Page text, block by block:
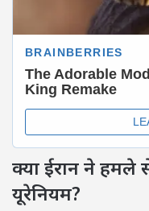
क्या ईरान ने हमले
यूरेनियम?